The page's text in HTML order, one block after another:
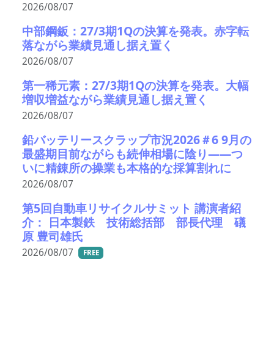
2026/08/07
中部鋼鈑：27/3期1Qの決算を発表。赤字転
落ながら業績見通し据え置く
2026/08/07
第一稀元素：27/3期1Qの決算を発表。大幅
増収増益ながら業績見通し据え置く
2026/08/07
鉛バッテリースクラップ市況2026＃6 9月の
最盛期目前ながらも続伸相場に陰り――つ
いに精錬所の操業も本格的な採算割れに
2026/08/07
第5回自動車リサイクルサミット 講演者紹
介： 日本製鉄 技術総括部 部長代理 礒
原 豊司雄氏
2026/08/07 FREE